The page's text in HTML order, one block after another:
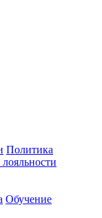
Политика
Обучение